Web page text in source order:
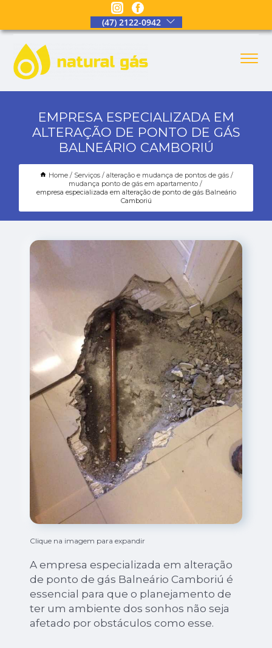
(47) 2122-0942
EMPRESA ESPECIALIZADA EM
ALTERAÇÃO DE PONTO DE GÁS
BALNEÁRIO CAMBORIÚ
Home Serviços
alteração e mudança de pontos de gás
mudança ponto de gás em apartamento
empresa especializada em alteração de ponto de gás Balneário
Camboriú
Clique na imagem para expandir
A empresa especializada em alteração
de ponto de gás Balneário Camboriú é
essencial para que o planejamento de
ter um ambiente dos sonhos não seja
afetado por obstáculos como esse.